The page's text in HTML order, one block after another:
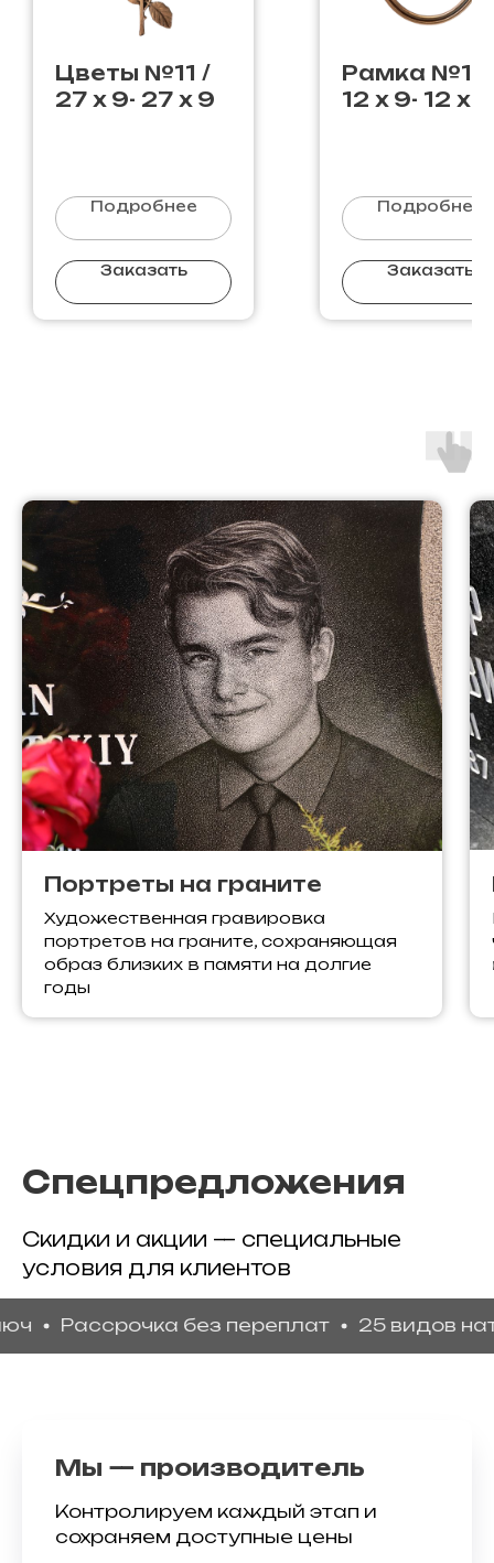
Цветы №11 /
27 х 9- 27 х 9
Подробнее
Заказать
Рамка №1 /
12 х 9- 12 х 9
Подробнее
Заказать
Портреты на граните
Художественная гравировка
портретов на граните, сохраняющая
образ близких в памяти на долгие
годы
Спецпредложения
Скидки и акции — специальные
условия для клиентов
без переплат 25 видов
Мы — производитель
Контролируем каждый этап и
сохраняем доступные цены